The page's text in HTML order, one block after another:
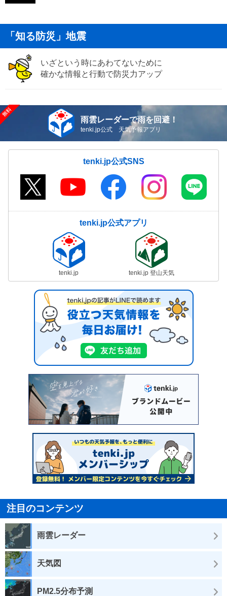
「知る防災」地震
いざという時にあわてないために
確かな情報と行動で防災力アップ
雨雲レーダーで雨を回避！
tenki.jp公式 天気予報アプリ
tenki.jp公式SNS
tenki.jp公式アプリ
tenki.jp tenki.jp 登山天気
注目のコンテンツ
雨雲レーダー
天気図
PM2.5分布予測